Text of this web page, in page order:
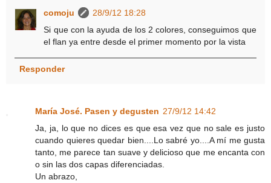
comoju
28/9/12 18:28
Si que con la ayuda de los 2 colores, conseguimos que
el flan ya entre desde el primer momento por la vista
Responder
María José. Pasen y degusten 27/9/12 14:42
Ja, ja, lo que no dices es que esa vez que no sale es justo
cuando quieres quedar bien....Lo sabré yo....A mí me gusta
tanto, me parece tan suave y delicioso que me encanta con
o sin las dos capas diferenciadas.
Un abrazo,